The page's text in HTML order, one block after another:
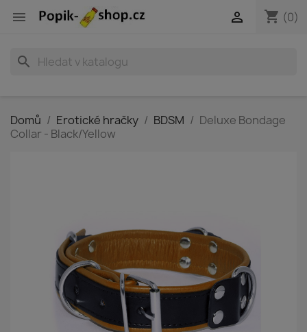
 shopping_cart (0)

search
Domů Erotické hračky BDSM
Deluxe Bondage
Collar - Black/Yellow